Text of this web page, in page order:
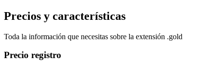
Precios y características
Toda la información que necesitas sobre la extensión .gold
Precio registro